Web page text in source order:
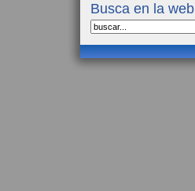
Busca en la web